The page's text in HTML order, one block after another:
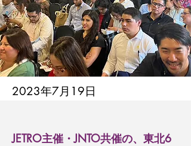
2023年7月19日
JETRO主催・JNTO共催の、東北6